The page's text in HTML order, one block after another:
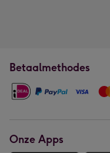
Betaalmethodes
Onze Apps